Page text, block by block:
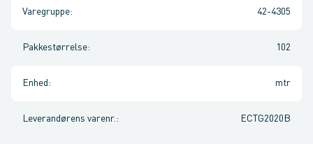
Varegruppe: 42-4305
Pakkestørrelse: 102
Enhed : mtr
Leverandørens varenr. : ECTG2020B